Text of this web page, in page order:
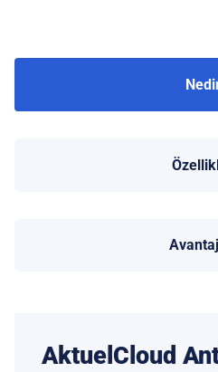
AktuelCloud